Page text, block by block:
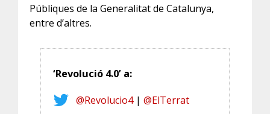
Públiques de la Generalitat de Catalunya,
entre d’altres.
‘Revolució 4.0’ a:
@Revolucio4| @ElTerrat